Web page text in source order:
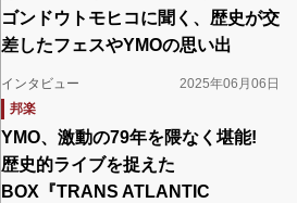
ゴンドウトモヒコに聞く、歴史が交
差したフェスやYMOの思い出
インタビュー
2025年06月06日
邦楽
YMO、激動の79年を隈なく堪能!
歴史的ライブを捉えた
BOX『TRANS ATLANTIC